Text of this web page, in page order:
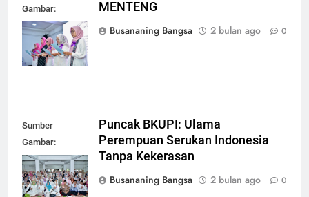
Gambar:
Dokumen
Pribadi
MENTENG
Busananing Bangsa
2 bulan ago 0
Sumber
Gambar:
Dokumen
Pribadi
Puncak BKUPI: Ulama
Perempuan Serukan Indonesia
Tanpa Kekerasan
Busananing Bangsa
2 bulan ago 0